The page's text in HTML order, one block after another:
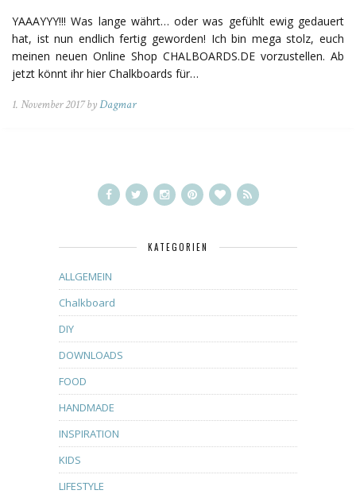
YAAAYYY!!! Was lange währt… oder was gefühlt ewig gedauert
hat, ist nun endlich fertig geworden! Ich bin mega stolz, euch
meinen neuen Online Shop CHALBOARDS.DE vorzustellen. Ab
jetzt könnt ihr hier Chalkboards für…
1. November 2017 byDagmar
KATEGORIEN
ALLGEMEIN
Chalkboard
DIY
DOWNLOADS
FOOD
HANDMADE
INSPIRATION
KIDS
LIFESTYLE